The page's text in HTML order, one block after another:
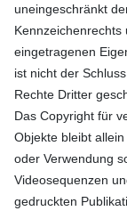
uneingeschränkt
Kennzeichenrechts
eingetragenen
ist nicht der
Rechte Dritter
Das Copyright für
Objekte bleibt
oder Verwendung
Videosequenzen
gedruckten